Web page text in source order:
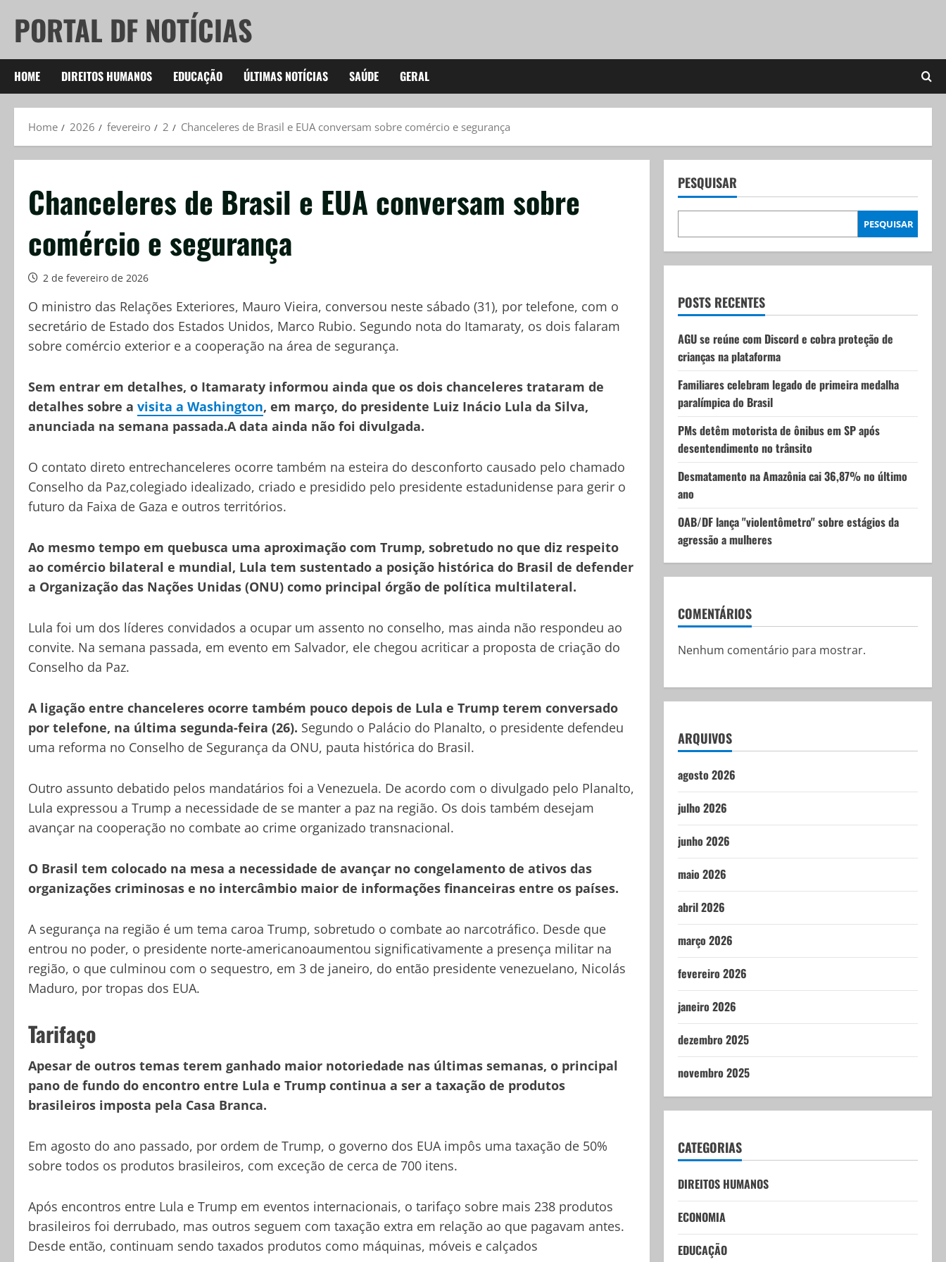
content
PORTAL DF NOTÍCIAS
HOME DIREITOS HUMANOS EDUCAÇÃO ÚLTIMAS NOTÍCIAS SAÚDE GERAL
Home 2026 fevereiro 2 Chanceleres de Brasil e EUA conversam sobre comércio e segurança
Chanceleres de Brasil e EUA conversam sobre
comércio e segurança
2 de fevereiro de 2026
O ministro das Relações Exteriores, Mauro Vieira, conversou neste sábado (31), por telefone, com o
secretário de Estado dos Estados Unidos, Marco Rubio. Segundo nota do Itamaraty, os dois falaram
sobre comércio exterior e a cooperação na área de segurança.
Sem entrar em detalhes, o Itamaraty informou ainda que os dois chanceleres trataram de
detalhes sobre a visita a Washington, em março, do presidente Luiz Inácio Lula da Silva,
anunciada na semana passada.A data ainda não foi divulgada.
O contato direto entrechanceleres ocorre também na esteira do desconforto causado pelo chamado
Conselho da Paz,colegiado idealizado, criado e presidido pelo presidente estadunidense para gerir o
futuro da Faixa de Gaza e outros territórios.
Ao mesmo tempo em quebusca uma aproximação com Trump, sobretudo no que diz respeito
ao comércio bilateral e mundial, Lula tem sustentado a posição histórica do Brasil de defender
a Organização das Nações Unidas (ONU) como principal órgão de política multilateral.
Lula foi um dos líderes convidados a ocupar um assento no conselho, mas ainda não respondeu ao
convite. Na semana passada, em evento em Salvador, ele chegou acriticar a proposta de criação do
Conselho da Paz.
A ligação entre chanceleres ocorre também pouco depois de Lula e Trump terem conversado
por telefone, na última segunda-feira (26). Segundo o Palácio do Planalto, o presidente defendeu
uma reforma no Conselho de Segurança da ONU, pauta histórica do Brasil.
Outro assunto debatido pelos mandatários foi a Venezuela. De acordo com o divulgado pelo Planalto,
Lula expressou a Trump a necessidade de se manter a paz na região. Os dois também desejam
avançar na cooperação no combate ao crime organizado transnacional.
O Brasil tem colocado na mesa a necessidade de avançar no congelamento de ativos das
organizações criminosas e no intercâmbio maior de informações financeiras entre os países.
A segurança na região é um tema caroa Trump, sobretudo o combate ao narcotráfico. Desde que
entrou no poder, o presidente norte-americanoaumentou significativamente a presença militar na
região, o que culminou com o sequestro, em 3 de janeiro, do então presidente venezuelano, Nicolás
Maduro, por tropas dos EUA.
Tarifaço
Apesar de outros temas terem ganhado maior notoriedade nas últimas semanas, o principal
pano de fundo do encontro entre Lula e Trump continua a ser a taxação de produtos
brasileiros imposta pela Casa Branca.
Em agosto do ano passado, por ordem de Trump, o governo dos EUA impôs uma taxação de 50%
sobre todos os produtos brasileiros, com exceção de cerca de 700 itens.
Após encontros entre Lula e Trump em eventos internacionais, o tarifaço sobre mais 238 produtos
brasileiros foi derrubado, mas outros seguem com taxação extra em relação ao que pagavam antes.
Desde então, continuam sendo taxados produtos como máquinas, móveis e calçados
PESQUISAR
PESQUISAR
POSTS RECENTES
AGU se reúne com Discord e cobra proteção de
crianças na plataforma
Familiares celebram legado de primeira medalha
paralímpica do Brasil
PMs detêm motorista de ônibus em SP após
desentendimento no trânsito
Desmatamento na Amazônia cai 36,87% no último
ano
OAB/DF lança "violentômetro" sobre estágios da
agressão a mulheres
COMENTÁRIOS
Nenhum comentário para mostrar.
ARQUIVOS
agosto 2026
julho 2026
junho 2026
maio 2026
abril 2026
março 2026
fevereiro 2026
janeiro 2026
dezembro 2025
novembro 2025
CATEGORIAS
DIREITOS HUMANOS
ECONOMIA
EDUCAÇÃO